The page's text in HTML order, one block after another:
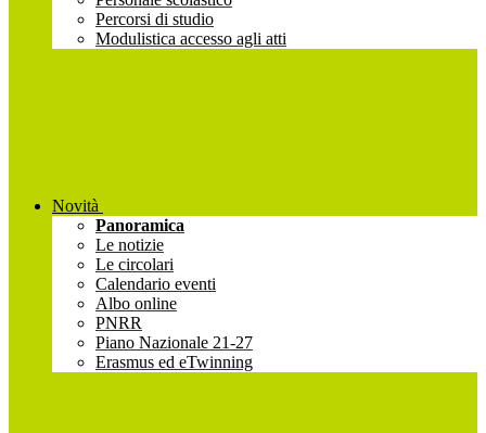
Percorsi di studio
Modulistica accesso agli atti
Novità
Panoramica
Le notizie
Le circolari
Calendario eventi
Albo online
PNRR
Piano Nazionale 21-27
Erasmus ed eTwinning